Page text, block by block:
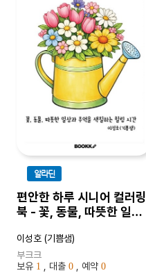
알라딘
편안한 하루 시니어 컬러링
북 - 꽃, 동물, 따뜻한 일상
간
이성호 (기쁨샘)
부크크
보유 1 , 대출 0 , 예약 0